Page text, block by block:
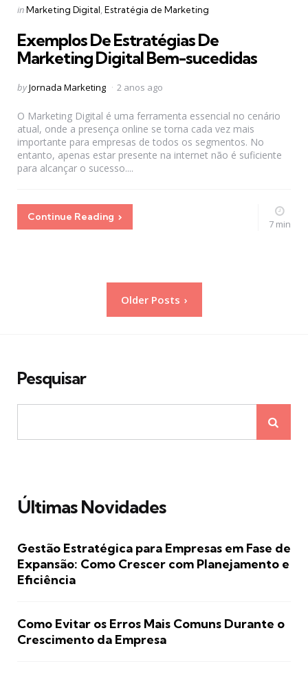
Categories
Posted
inMarketing Digital Estratégia de Marketing
Exemplos De Estratégias De
Marketing Digital Bem-sucedidas
Posted
byJornada Marketing 2 anos ago
O Marketing Digital é uma ferramenta essencial no cenário
atual, onde a presença online se torna cada vez mais
importante para empresas de todos os segmentos. No
entanto, apenas estar presente na internet não é suficiente
para alcançar o sucesso....
Continue Reading
7 min
Older Posts
Pesquisar
Últimas Novidades
Gestão Estratégica para Empresas em Fase de
Expansão: Como Crescer com Planejamento e
Eficiência
Como Evitar os Erros Mais Comuns Durante o
Crescimento da Empresa